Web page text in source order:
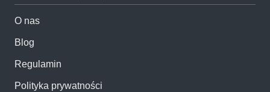
O nas
Blog
Regulamin
Polityka prywatności